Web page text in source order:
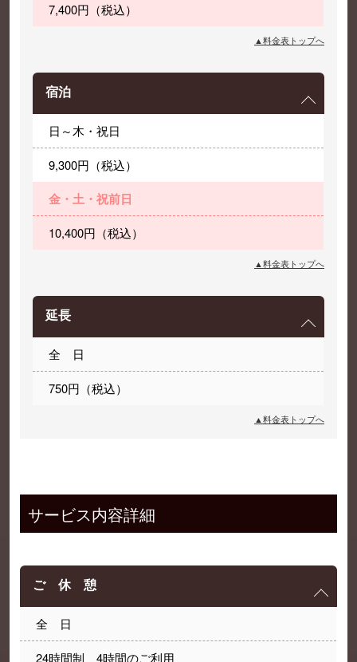
7,400円（税込）
▲料金表トップへ
宿泊
日～木・祝日
9,300円（税込）
金・土・祝前日
10,400円（税込）
▲料金表トップへ
延長
全 日
750円（税込）
▲料金表トップへ
サービス内容詳細
ご 休 憩
全 日
24時間制 4時間のご利用